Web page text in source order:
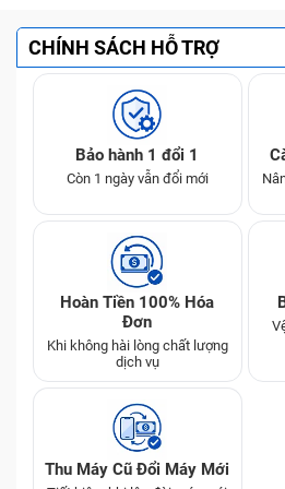
này, bạn được khuyến khích
tâm sử dụng lâu dài.
Chi phí thay mặt kính
hình chênh lệch nhau khá
hình có giá cao hơn, do đó
tâm sửa chữa uy tín nhận tư
nhất.
CHÍNH SÁCH HỖ TRỢ
Bảo hành 1 đổi 1
Còn 1 ngày vẫn đổi mới
Hoàn Tiền 100% Hóa
Đơn
Khi không hài lòng chất lượng
dịch vụ
Thu Máy Cũ Đổi Máy Mới